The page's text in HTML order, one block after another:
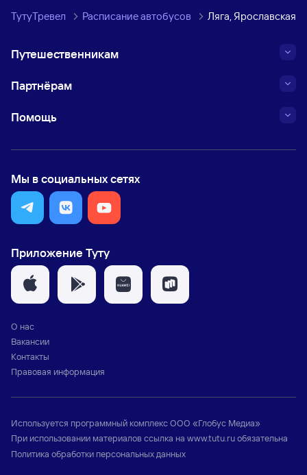
ТутуТревел Расписание автобусов Ляга, Ярославская
Путешественникам
Партнёрам
Помощь
Мы в социальных сетях
Приложение Туту
О нас
Вакансии
Контакты
Правовая информация
Используется программный комплексООО «Глобус Медиа»
При использовании материалов ссылка на www.tutu.ruобязательна
Политика обработки персональных данных